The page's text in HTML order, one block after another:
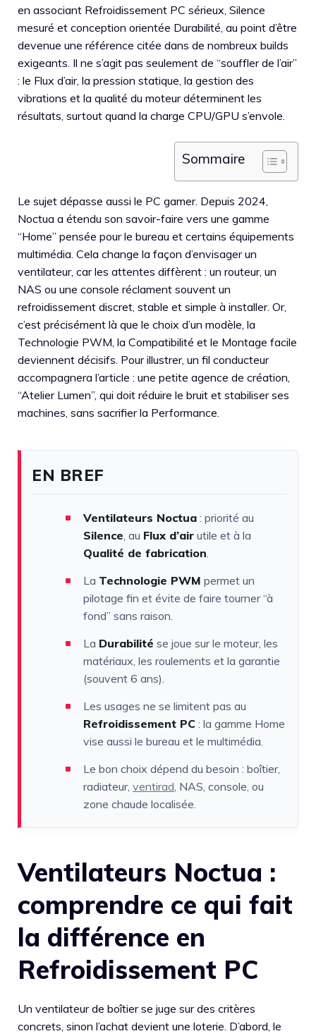
en associant Refroidissement PC sérieux, Silence
mesuré et conception orientée Durabilité, au point d’être
devenue une référence citée dans de nombreux builds
exigeants. Il ne s’agit pas seulement de “souffler de l’air”
: le Flux d’air, la pression statique, la gestion des
vibrations et la qualité du moteur déterminent les
résultats, surtout quand la charge CPU/GPU s’envole.
Sommaire
Le sujet dépasse aussi le PC gamer. Depuis 2024,
Noctua a étendu son savoir-faire vers une gamme
“Home” pensée pour le bureau et certains équipements
multimédia. Cela change la façon d’envisager un
ventilateur, car les attentes diffèrent : un routeur, un
NAS ou une console réclament souvent un
refroidissement discret, stable et simple à installer. Or,
c’est précisément là que le choix d’un modèle, la
Technologie PWM, la Compatibilité et le Montage facile
deviennent décisifs. Pour illustrer, un fil conducteur
accompagnera l’article : une petite agence de création,
“Atelier Lumen”, qui doit réduire le bruit et stabiliser ses
machines, sans sacrifier la Performance.
EN BREF
Ventilateurs Noctua : priorité au
Silence, au Flux d’air utile et à la
Qualité de fabrication.
La Technologie PWM permet un
pilotage fin et évite de faire tourner “à
fond” sans raison.
La Durabilité se joue sur le moteur, les
matériaux, les roulements et la garantie
(souvent 6 ans).
Les usages ne se limitent pas au
Refroidissement PC : la gamme Home
vise aussi le bureau et le multimédia.
Le bon choix dépend du besoin : boîtier,
radiateur, ventirad, NAS, console, ou
zone chaude localisée.
Ventilateurs Noctua :
comprendre ce qui fait
la différence en
Refroidissement PC
Un ventilateur de boîtier se juge sur des critères
concrets, sinon l’achat devient une loterie. D’abord, le